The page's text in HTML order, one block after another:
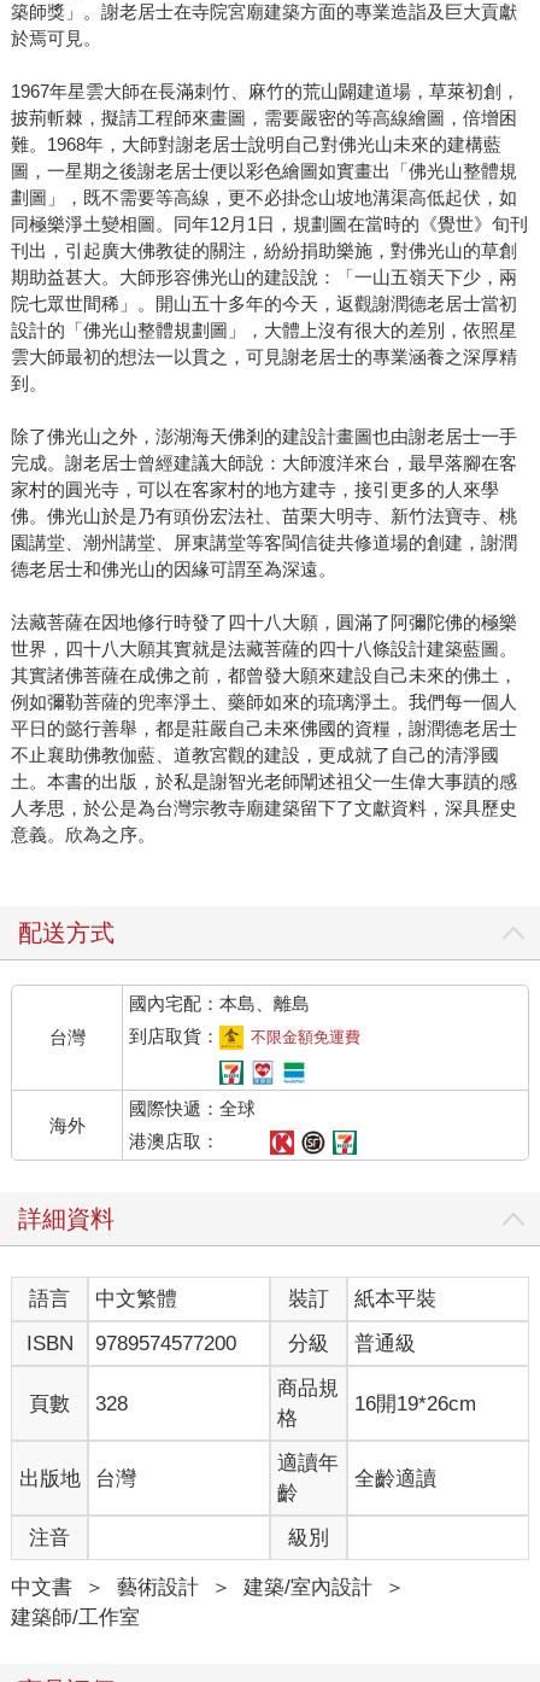
築師獎」。謝老居士在寺院宮廟建築方面的專業造詣及巨大貢獻
於焉可見。
1967年星雲大師在長滿刺竹、麻竹的荒山闢建道場，草萊初創，
披荊斬棘，擬請工程師來畫圖，需要嚴密的等高線繪圖，倍增困
難。1968年，大師對謝老居士說明自己對佛光山未來的建構藍
圖，一星期之後謝老居士便以彩色繪圖如實畫出「佛光山整體規
劃圖」，既不需要等高線，更不必掛念山坡地溝渠高低起伏，如
同極樂淨土變相圖。同年12月1日，規劃圖在當時的《覺世》旬刊
刊出，引起廣大佛教徒的關注，紛紛捐助樂施，對佛光山的草創
期助益甚大。大師形容佛光山的建設說：「一山五嶺天下少，兩
院七眾世間稀」。開山五十多年的今天，返觀謝潤德老居士當初
設計的「佛光山整體規劃圖」，大體上沒有很大的差別，依照星
雲大師最初的想法一以貫之，可見謝老居士的專業涵養之深厚精
到。
除了佛光山之外，澎湖海天佛剎的建設計畫圖也由謝老居士一手
完成。謝老居士曾經建議大師說：大師渡洋來台，最早落腳在客
家村的圓光寺，可以在客家村的地方建寺，接引更多的人來學
佛。佛光山於是乃有頭份宏法社、苗栗大明寺、新竹法寶寺、桃
園講堂、潮州講堂、屏東講堂等客閩信徒共修道場的創建，謝潤
德老居士和佛光山的因緣可謂至為深遠。
法藏菩薩在因地修行時發了四十八大願，圓滿了阿彌陀佛的極樂
世界，四十八大願其實就是法藏菩薩的四十八條設計建築藍圖。
其實諸佛菩薩在成佛之前，都曾發大願來建設自己未來的佛土，
例如彌勒菩薩的兜率淨土、藥師如來的琉璃淨土。我們每一個人
平日的懿行善舉，都是莊嚴自己未來佛國的資糧，謝潤德老居士
不止襄助佛教伽藍、道教宮觀的建設，更成就了自己的清淨國
土。本書的出版，於私是謝智光老師闡述祖父一生偉大事蹟的感
人孝思，於公是為台灣宗教寺廟建築留下了文獻資料，深具歷史
意義。欣為之序。
配送方式
台灣
國內宅配：本島、離島
到店取貨：
不限金額免運費
海外
國際快遞：全球
港澳店取：
詳細資料
語言 中文繁體 裝訂
紙本平裝
ISBN
9789574577200 分級 普通級
頁數 328
商品規
格
16開19*26cm
出版地 台灣
適讀年
齡
全齡適讀
注音 級別
中文書 ＞ 藝術設計 ＞ 建築/室內設計
＞
建築師/工作室